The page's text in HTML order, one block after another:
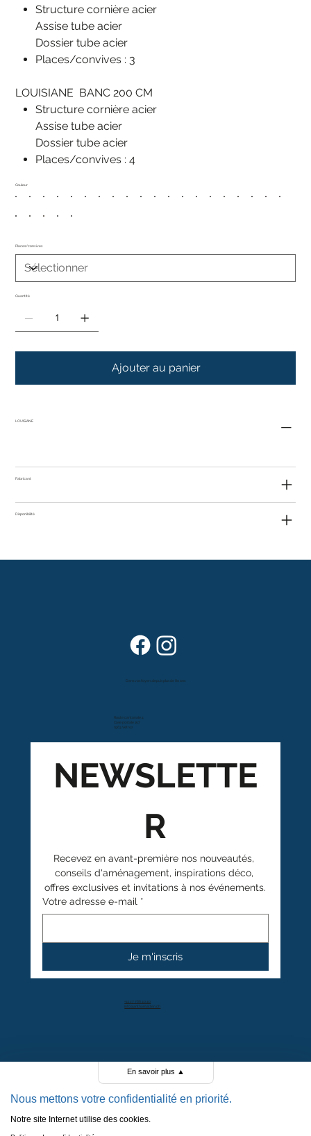
Structure cornière acier
Assise tube acier
Dossier tube acier
Places/convives : 3
LOUISIANE BANC 200 CM
Structure cornière acier
Assise tube acier
Dossier tube acier
Places/convives : 4
Couleur
Places/convives
Quantité
Ajouter au panier
LOUISIANE
Fabricant
Disponibilité
Route cantonale 4
Case postale 157
1963 Vétroz
POLITIQUE DE CONFIDENTIALITÉ
Dans vos foyers depuis plus de 80 ans
+41 27 766 40 40
info@anthamatten.ch
NEWSLETTE
R
Recevez en avant-première nos nouveautés,
conseils d'aménagement, inspirations déco,
offres exclusives et invitations à nos événements.
Votre adresse e-mail *
Je m'inscris
4.4
+ de 100 avis clients
En savoir plus ▲
Nous mettons votre confidentialité en priorité.
Notre site Internet utilise des cookies.